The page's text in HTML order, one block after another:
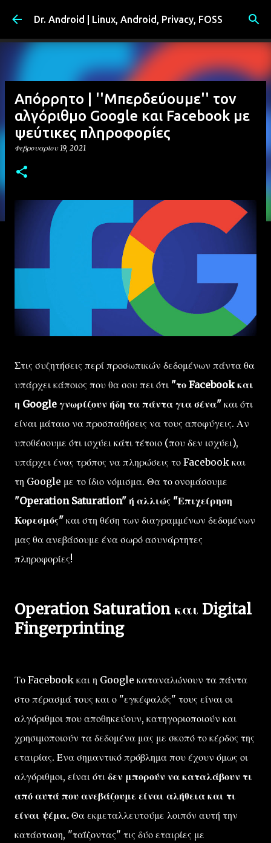
Μετάβαση στο κύριο περιεχόμενο
Dr. Android | Linux, Android, Privacy, FOSS
Απόρρητο | ''Μπερδεύουμε'' τον
αλγόριθμο Google και Facebook με
ψεύτικες πληροφορίες
Φεβρουαρίου 19, 2021
Στις συζητήσεις περί προσωπικών δεδομένων πάντα θα
υπάρχει κάποιος που θα σου πει ότι "το Facebook και
η Google γνωρίζουν ήδη τα πάντα για σένα" και ότι
είναι μάταιο να προσπαθήσεις να τους αποφύγεις. Αν
υποθέσουμε ότι ισχύει κάτι τέτοιο (που δεν ισχύει),
υπάρχει ένας τρόπος να πληρώσεις το Facebook και
τη Google με το ίδιο νόμισμα. Θα το ονομάσουμε
"Operation Saturation" ή αλλιώς "Επιχείρηση
Κορεσμός" και στη θέση των διαγραμμένων δεδομένων
μας θα ανεβάσουμε ένα σωρό ασυνάρτητες
πληροφορίες!
Operation Saturation και Digital
Fingerprinting
Το Facebook και η Google καταναλώνουν τα πάντα
στο πέρασμά τους και ο "εγκέφαλός" τους είναι οι
αλγόριθμοι που αποθηκεύουν, κατηγοριοποιούν και
χρησιμοποιούν τα δεδομένα μας με σκοπό το κέρδος της
εταιρίας. Ένα σημαντικό πρόβλημα που έχουν όμως οι
αλγόριθμοι, είναι ότι δεν μπορούν να καταλάβουν τι
από αυτά που ανεβάζουμε είναι αλήθεια και τι
είναι ψέμα. Θα εκμεταλλευτούμε λοιπόν αυτή την
κατάσταση, "ταΐζοντας" τις δύο εταιρίες με